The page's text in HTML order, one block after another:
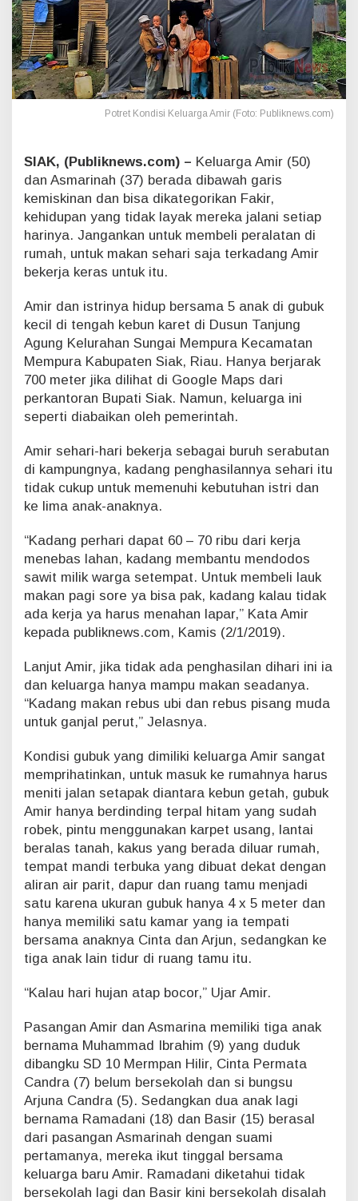
e
h
i
d
u
p
a
r
g
M
s
k
a
n
g
T
n
g
g
l
i
S
a
p
i
g
K
a
n
B
u
p
t
S
i
a
k
Potret Kondisi Keluarga Amir (Foto: Publiknews.com)
SIAK, (Publiknews.com) – Keluarga Amir (50)
dan Asmarinah (37) berada dibawah garis
kemiskinan dan bisa dikategorikan Fakir,
kehidupan yang tidak layak mereka jalani setiap
harinya. Jangankan untuk membeli peralatan di
rumah, untuk makan sehari saja terkadang Amir
bekerja keras untuk itu.
Amir dan istrinya hidup bersama 5 anak di gubuk
kecil di tengah kebun karet di Dusun Tanjung
Agung Kelurahan Sungai Mempura Kecamatan
Mempura Kabupaten Siak, Riau. Hanya berjarak
700 meter jika dilihat di Google Maps dari
perkantoran Bupati Siak. Namun, keluarga ini
seperti diabaikan oleh pemerintah.
Amir sehari-hari bekerja sebagai buruh serabutan
di kampungnya, kadang penghasilannya sehari itu
tidak cukup untuk memenuhi kebutuhan istri dan
ke lima anak-anaknya.
“Kadang perhari dapat 60 – 70 ribu dari kerja
menebas lahan, kadang membantu mendodos
sawit milik warga setempat. Untuk membeli lauk
makan pagi sore ya bisa pak, kadang kalau tidak
ada kerja ya harus menahan lapar,” Kata Amir
kepada publiknews.com, Kamis (2/1/2019).
Lanjut Amir, jika tidak ada penghasilan dihari ini ia
dan keluarga hanya mampu makan seadanya.
“Kadang makan rebus ubi dan rebus pisang muda
untuk ganjal perut,” Jelasnya.
Kondisi gubuk yang dimiliki keluarga Amir sangat
memprihatinkan, untuk masuk ke rumahnya harus
meniti jalan setapak diantara kebun getah, gubuk
Amir hanya berdinding terpal hitam yang sudah
robek, pintu menggunakan karpet usang, lantai
beralas tanah, kakus yang berada diluar rumah,
tempat mandi terbuka yang dibuat dekat dengan
aliran air parit, dapur dan ruang tamu menjadi
satu karena ukuran gubuk hanya 4 x 5 meter dan
hanya memiliki satu kamar yang ia tempati
bersama anaknya Cinta dan Arjun, sedangkan ke
tiga anak lain tidur di ruang tamu itu.
“Kalau hari hujan atap bocor,” Ujar Amir.
Pasangan Amir dan Asmarina memiliki tiga anak
bernama Muhammad Ibrahim (9) yang duduk
dibangku SD 10 Mermpan Hilir, Cinta Permata
Candra (7) belum bersekolah dan si bungsu
Arjuna Candra (5). Sedangkan dua anak lagi
bernama Ramadani (18) dan Basir (15) berasal
dari pasangan Asmarinah dengan suami
pertamanya, mereka ikut tinggal bersama
keluarga baru Amir. Ramadani diketahui tidak
bersekolah lagi dan Basir kini bersekolah disalah